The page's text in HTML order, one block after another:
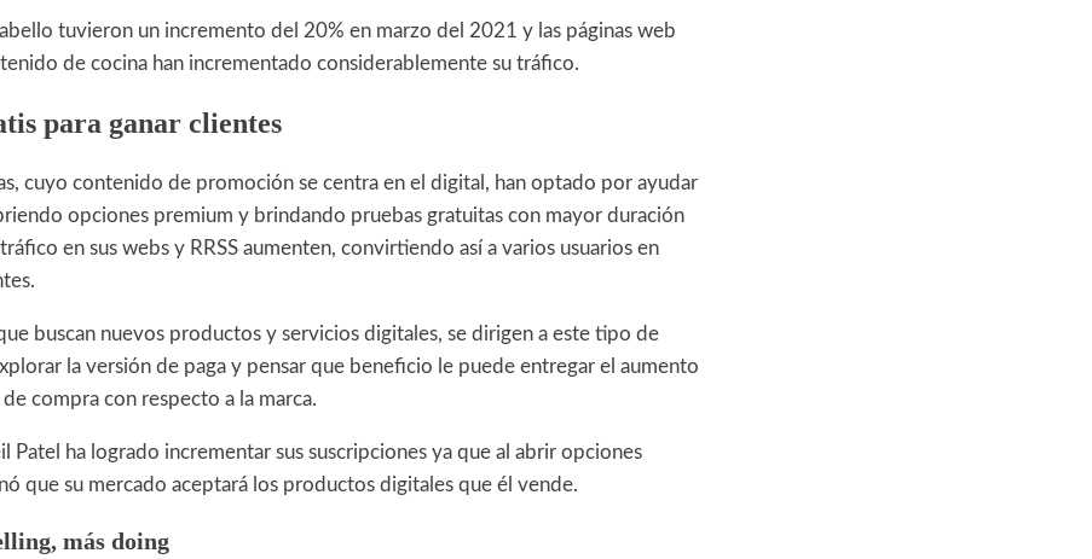
tuvieron un incremento del 20% en marzo del 2021 y las páginas web
de cocina han incrementado considerablemente su tráfico.
para ganar clientes
cuyo contenido de promoción se centra en el digital, han optado por ayudar
opciones premium y brindando pruebas gratuitas con mayor duración
en sus webs y RRSS aumenten, convirtiendo así a varios usuarios en
buscan nuevos productos y servicios digitales, se dirigen a este tipo de
la versión de paga y pensar que beneficio le puede entregar el aumento
compra con respecto a la marca.
Patel ha logrado incrementar sus suscripciones ya que al abrir opciones
que su mercado aceptará los productos digitales que él vende.
más doing